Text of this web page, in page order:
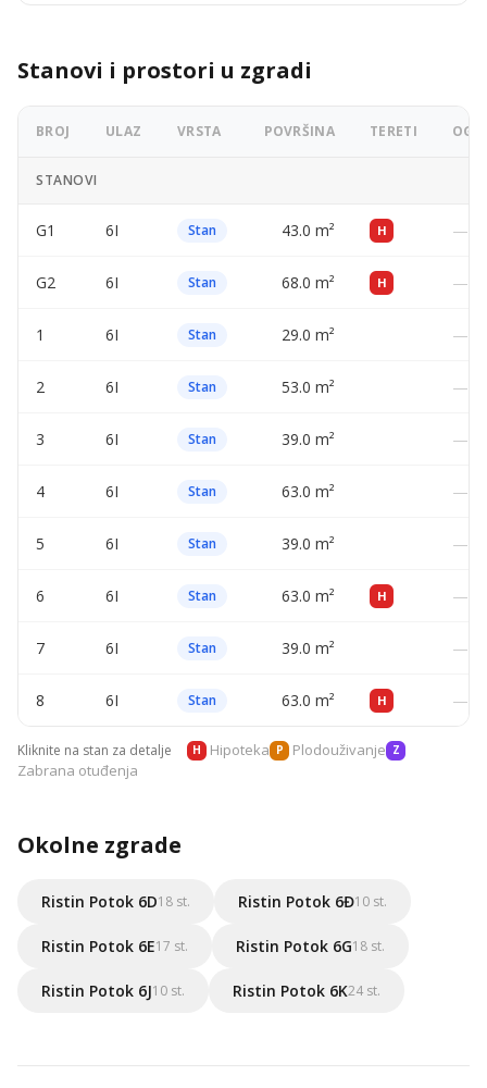
Stanovi i prostori u zgradi
BROJ ULAZ VRSTA POVRŠINA TERETI
STANOVI
G1 6I Stan 43.0 m² H —
G2 6I Stan 68.0 m² H —
1 6I Stan 29.0 m² —
2 6I Stan 53.0 m² —
3 6I Stan 39.0 m² —
4 6I Stan 63.0 m² —
5 6I Stan 39.0 m² —
6 6I Stan 63.0 m² H —
7 6I Stan 39.0 m² —
8 6I Stan 63.0 m² H —
Kliknite na stan za detalje H Hipoteka P Plodouživanje Z
Zabrana otuđenja
Okolne zgrade
Ristin Potok 6D18 st. Ristin Potok 6Đ10 st.
Ristin Potok 6E17 st. Ristin Potok 6G18 st.
Ristin Potok 6J10 st. Ristin Potok 6K24 st.